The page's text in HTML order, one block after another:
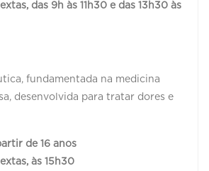
das 9h às 11h30 e das 13h30 às
fundamentada na medicina
desenvolvida para tratar dores e
de 16 anos
às 15h30